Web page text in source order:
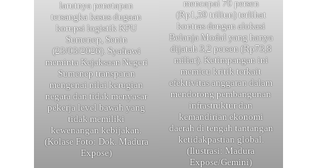
larutnya penetapan
tersangka kasus dugaan
korupsi logistik KPU
Sumenep, Senin
(23/03/2026). Syafrawi
meminta Kejaksaan Negeri
Sumenep transparan
mengenai nilai kerugian
negara dan tidak menyasar
pekerja level bawah yang
tidak memiliki
kewenangan kebijakan.
(Kolase Foto: Dok. Madura
Expose)
mencapai 70 persen
(Rp1,59 triliun) terlihat
kontras dengan alokasi
Belanja Modal yang hanya
dijatah 3,2 persen (Rp73,8
miliar). Ketimpangan ini
memicu kritik terkait
efektivitas anggaran dalam
mendorong pembangunan
infrastruktur dan
kemandirian ekonomi
daerah di tengah tantangan
ketidakpastian global.
(Ilustrasi: Madura
Expose/Gemini)